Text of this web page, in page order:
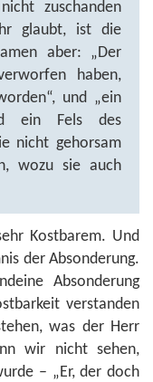
zuschanden
glaubt, ist die
aber: „Der
haben,
und „ein
ein Fels des
nicht gehorsam
wozu sie auch
Kostbarem. Und
der Absonderung.
Absonderung
verstanden
was der Herr
wir nicht sehen,
– „Er, der doch